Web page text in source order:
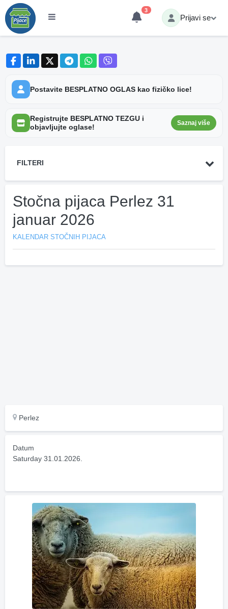
3
Prijavi se
Postavite BESPLATNO OGLAS kao fizičko lice!
Registrujte BESPLATNO TEZGU i
objavljujte oglase!
Saznaj više
FILTERI
Stočna pijaca Perlez 31
januar 2026
KALENDAR STOČNIH PIJACA
Perlez
Datum
Saturday 31.01.2026.